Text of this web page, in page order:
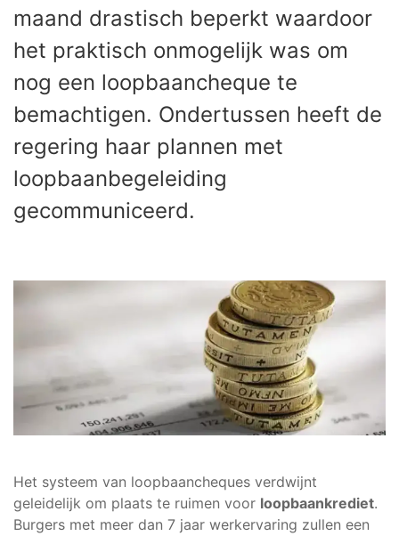
maand drastisch beperkt waardoor
het praktisch onmogelijk was om
nog een loopbaancheque te
bemachtigen. Ondertussen heeft de
regering haar plannen met
loopbaanbegeleiding
gecommuniceerd.
Het systeem van loopbaancheques verdwijnt
geleidelijk om plaats te ruimen voor loopbaankrediet.
Burgers met meer dan 7 jaar werkervaring zullen een